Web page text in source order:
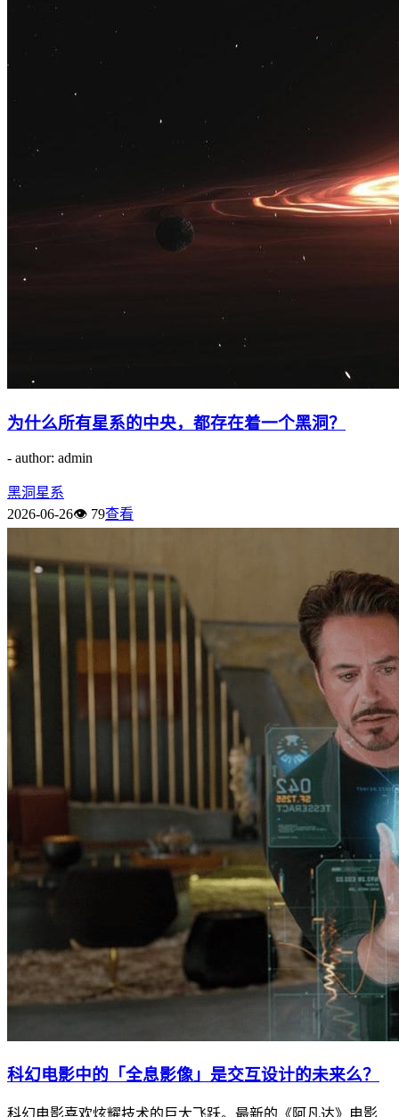
为什么所有星系的中央，都存在着一个黑洞？
- author: admin
黑洞 星系
2026-06-26👁 79查看
科幻电影中的「全息影像」是交互设计的未来么？